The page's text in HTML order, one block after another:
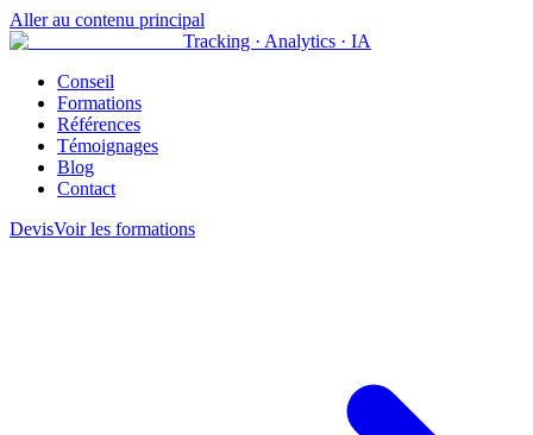
Aller au contenu principal
Tracking · Analytics · IA
Conseil
Formations
Références
Témoignages
Blog
Contact
DevisVoir les formations